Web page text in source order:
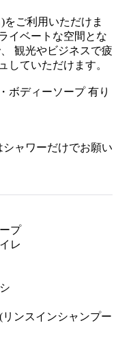
ご利用いただけま
イベートな空間とな
観光やビジネスで疲
していただけます。
ボディーソープ 有り
ャワーだけでお願い
プ
レ
リンスインシャンプー